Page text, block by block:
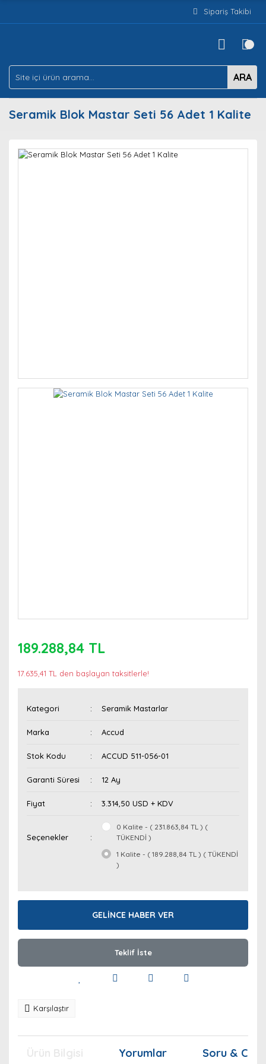
Sipariş Takibi
ARA
Seramik Blok Mastar Seti 56 Adet 1 Kalite
189.288,84 TL
17.635,41 TL den başlayan taksitlerle!
Kategori Seramik Mastarlar
Marka Accud
Stok Kodu ACCUD 511-056-01
Garanti Süresi 12 Ay
Fiyat 3.314,50 USD + KDV
Seçenekler
0 Kalite - ( 231.863,84 TL ) (
TÜKENDİ )
1 Kalite - ( 189.288,84 TL ) ( TÜKENDİ
)
GELİNCE HABER VER
Teklif İste
Karşılaştır
Yorumlar Soru &